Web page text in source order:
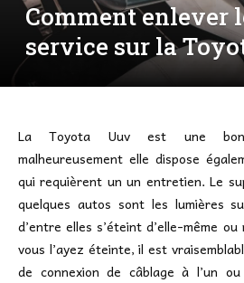
Comment enlever
service sur la
La Toyota Uuv est une
malheureusement elle dispose
qui requièrent un un entretien. Le
quelques autos sont les lumières
d’entre elles s’éteint d’elle-même
vous l’ayez éteinte, il est
de connexion de câblage à l’un